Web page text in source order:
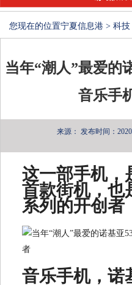
您现在的位置宁夏信息港 > 科技
当年“潮人”最爱的
音乐手
来源： 发布时间：
这一部手机，
首款街机，也
系列的开创者
音乐手机，诺